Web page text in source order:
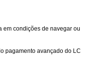
em condições de navegar ou
pagamento avançado do LC